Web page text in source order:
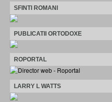
SFINTI ROMANI
PUBLICATII ORTODOXE
ROPORTAL
LARRY L WATTS